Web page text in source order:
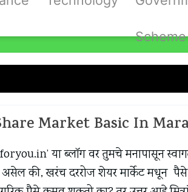
Scheme
Share Market Basic In
या ब्लॉग वर तुमचे मनापासून
असेल की, खरंच दररोज शेयर मार्केट मधून